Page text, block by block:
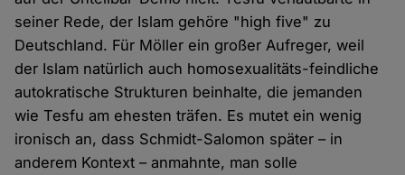
seiner Rede, der Islam gehöre "high five" zu
Deutschland. Für Möller ein großer Aufreger, weil
der Islam natürlich auch homosexualitäts-feindliche
autokratische Strukturen beinhalte, die jemanden
wie Tesfu am ehesten träfen. Es mutet ein wenig
ironisch an, dass Schmidt-Salomon später – in
anderem Kontext – anmahnte, man solle